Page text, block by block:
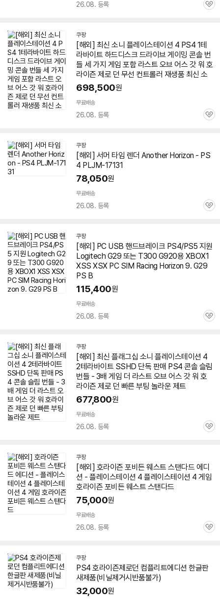
26.08. 등록
관
쿠팡
[해외] 최신 소니 플레이스테이션 4 PS4 1테
라바이트 하드디스크 드라이브 게이밍 콘솔 번
들 세 가지 게임 포함 라스트 오브 어스 갓 워 호
라이즌 제로 던 무선 컨트롤러 재생품 최신 소
698,500원
무료배송
26.08. 등록
관
쿠팡
[해외] 서머 타임 렌더 Another Horizon - PS
4 PLJM-17131
78,050원
무료배송
26.08. 등록
관
쿠팡
[해외] PC USB 핸드브레이크 PS4/PS5 지원
Logitech G29 또는 T300 G920용 XBOX1
XSS XSX PC SIM Racing Horizon 9. G29
PS B
115,400원
무료배송
26.08. 등록
관
쿠팡
[해외] 최신 플래그십 소니 플레이스테이션 4
2테라바이트 SSHD 단독 판매 PS4 콘솔 슬림
번들 - 3배 게임 더 라스트 오브 어스 갓 워 호
라이즌 제로 던 빠른 부팅 놀라운 제트
677,800원
무료배송
26.08. 등록
관
쿠팡
[해외] 호라이즌 포비든 웨스트 스탠다드 에디
션 - 플레이스테이션 4 플레이스테이션 4 게임
호라이즌 포비든 웨스트 스탠다드
75,000원
무료배송
26.08. 등록
관
쿠팡
PS4 호라이즌제로던 컴플리트에디션 한글판
새제품(비닐제거시반품불가)
32,000원